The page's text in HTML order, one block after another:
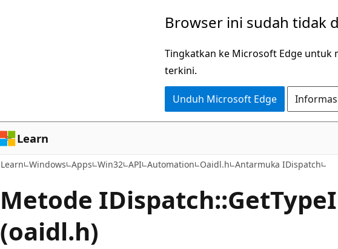
Browser ini sudah tidak
Tingkatkan ke Microsoft Edge untuk
terkini.
Unduh Microsoft Edge
Learn
Learn Windows Apps Win32 API Automation Oaidl.h Antarmuka IDispatch
Metode
(oaidl.h)